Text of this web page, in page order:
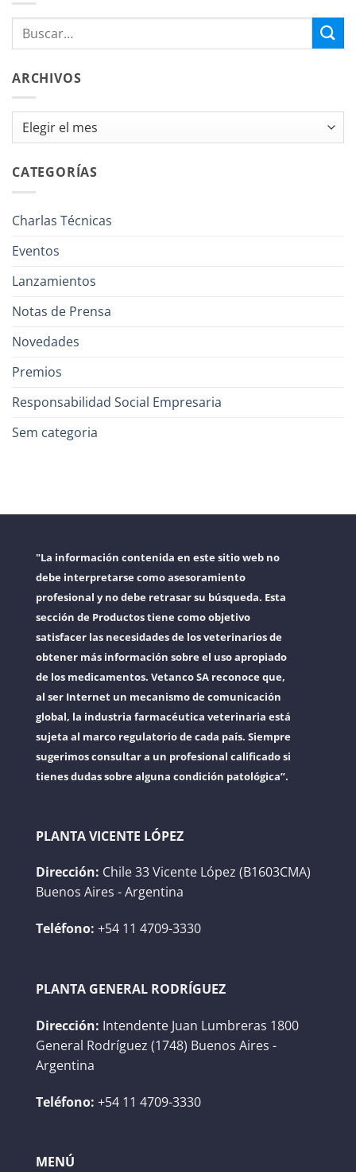
ARCHIVOS
Archivos
CATEGORÍAS
Charlas Técnicas
Eventos
Lanzamientos
Notas de Prensa
Novedades
Premios
Responsabilidad Social Empresaria
Sem categoria
"La información contenida en este sitio web no
debe interpretarse como asesoramiento
profesional y no debe retrasar su búsqueda. Esta
sección de Productos tiene como objetivo
satisfacer las necesidades de los veterinarios de
obtener más información sobre el uso apropiado
de los medicamentos. Vetanco SA reconoce que,
al ser Internet un mecanismo de comunicación
global, la industria farmacéutica veterinaria está
sujeta al marco regulatorio de cada país. Siempre
sugerimos consultar a un profesional calificado si
tienes dudas sobre alguna condición patológica”.
PLANTA VICENTE LÓPEZ
Dirección: Chile 33 Vicente López (B1603CMA)
Buenos Aires - Argentina
Teléfono: +54 11 4709-3330
PLANTA GENERAL RODRÍGUEZ
Dirección: Intendente Juan Lumbreras 1800
General Rodríguez (1748) Buenos Aires -
Argentina
Teléfono: +54 11 4709-3330
MENÚ